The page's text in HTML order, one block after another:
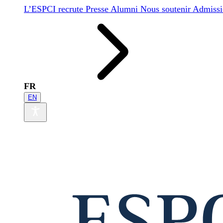
L’ESPCI recrute Presse Alumni Nous soutenir
FR
EN